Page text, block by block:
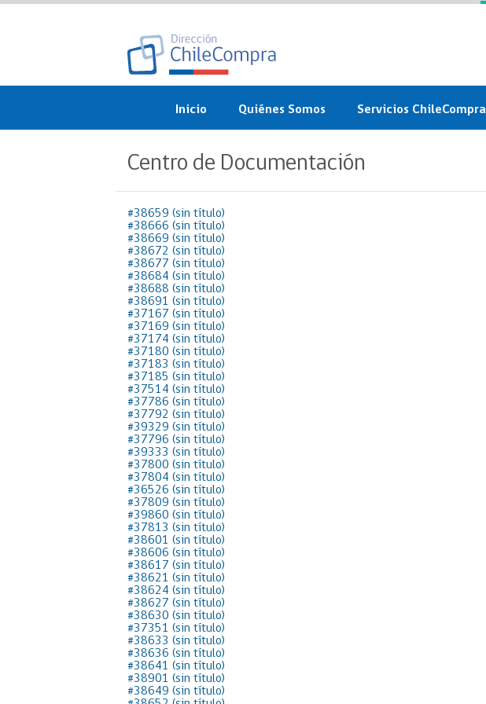
Inicio Quiénes Somos
objetivos
Servicios ChileCompra
ChileCompra
Centro de Documentación
#38659 (sin título)
#38666 (sin título)
#38669 (sin título)
#38672 (sin título)
#38677 (sin título)
#38684 (sin título)
#38688 (sin título)
#38691 (sin título)
#37167 (sin título)
#37169 (sin título)
#37174 (sin título)
#37180 (sin título)
#37183 (sin título)
#37185 (sin título)
#37514 (sin título)
#37786 (sin título)
#37792 (sin título)
#39329 (sin título)
#37796 (sin título)
#39333 (sin título)
#37800 (sin título)
#37804 (sin título)
#36526 (sin título)
#37809 (sin título)
#39860 (sin título)
#37813 (sin título)
#38601 (sin título)
#38606 (sin título)
#38617 (sin título)
#38621 (sin título)
#38624 (sin título)
#38627 (sin título)
#38630 (sin título)
#37351 (sin título)
#38633 (sin título)
#38636 (sin título)
#38641 (sin título)
#38901 (sin título)
#38649 (sin título)